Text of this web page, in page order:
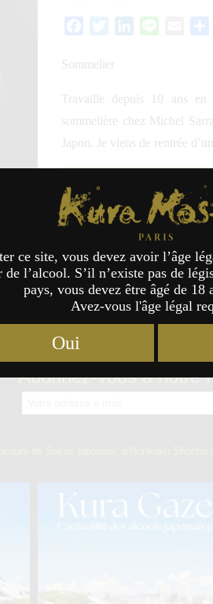
FacebookTwitterLinkedIn Email
Sommelier
Travaille depuis 10 ans en
sommelière chez Michel
Japon. Je viens de rentrée
Abonnez-vous à notre
Kura Master Paris
ce site, vous devez avoir l’âge
de l’alcool. S’il n’existe pas de
pays, vous devez être âgé de 18
Avez-vous l'âge légal
Oui